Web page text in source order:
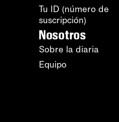
Tu ID (número de
suscripción)
Nosotros
Sobre la diaria
Equipo